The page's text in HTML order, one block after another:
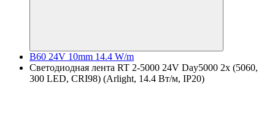
B60 24V 10mm 14.4 W/m
Светодиодная лента RT 2-5000 24V Day5000 2x (5060,
300 LED, CRI98) (Arlight, 14.4 Вт/м, IP20)